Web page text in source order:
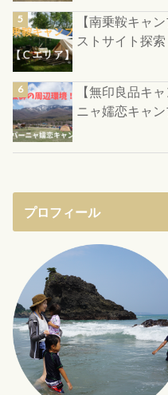
【南乗鞍キャ
ストサイト探索
【無印良品キ
ニャ嬬恋キャ
プロフィール